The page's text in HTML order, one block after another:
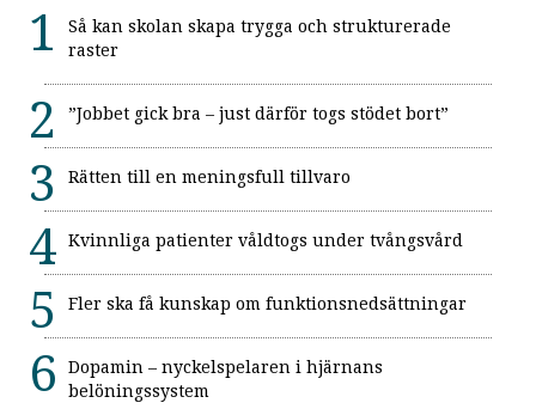
Så kan skolan skapa trygga och strukturerade
raster
”Jobbet gick bra – just därför togs stödet bort”
Rätten till en meningsfull tillvaro
Kvinnliga patienter våldtogs under tvångsvård
Fler ska få kunskap om funktionsnedsättningar
Dopamin – nyckelspelaren i hjärnans
belöningssystem